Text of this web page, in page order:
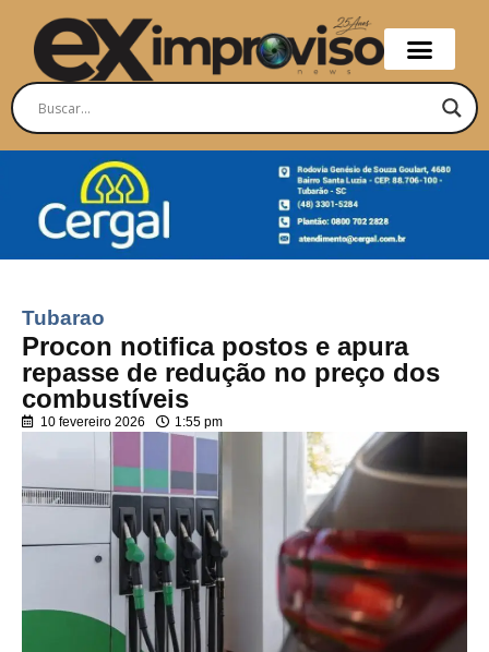
Tubarao
Procon notifica postos e apura
repasse de redução no preço dos
combustíveis
10 fevereiro 2026 1:55 pm